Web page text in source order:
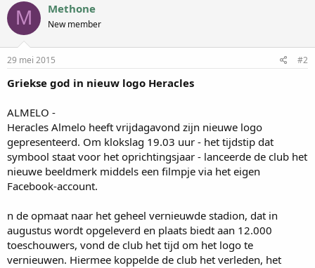
M Methone
New member
29 mei 2015 #2
Griekse god in nieuw logo Heracles
ALMELO -
Heracles Almelo heeft vrijdagavond zijn nieuwe logo
gepresenteerd. Om klokslag 19.03 uur - het tijdstip dat
symbool staat voor het oprichtingsjaar - lanceerde de club het
nieuwe beeldmerk middels een filmpje via het eigen
Facebook-account.
n de opmaat naar het geheel vernieuwde stadion, dat in
augustus wordt opgeleverd en plaats biedt aan 12.000
toeschouwers, vond de club het tijd om het logo te
vernieuwen. Hiermee koppelde de club het verleden, het